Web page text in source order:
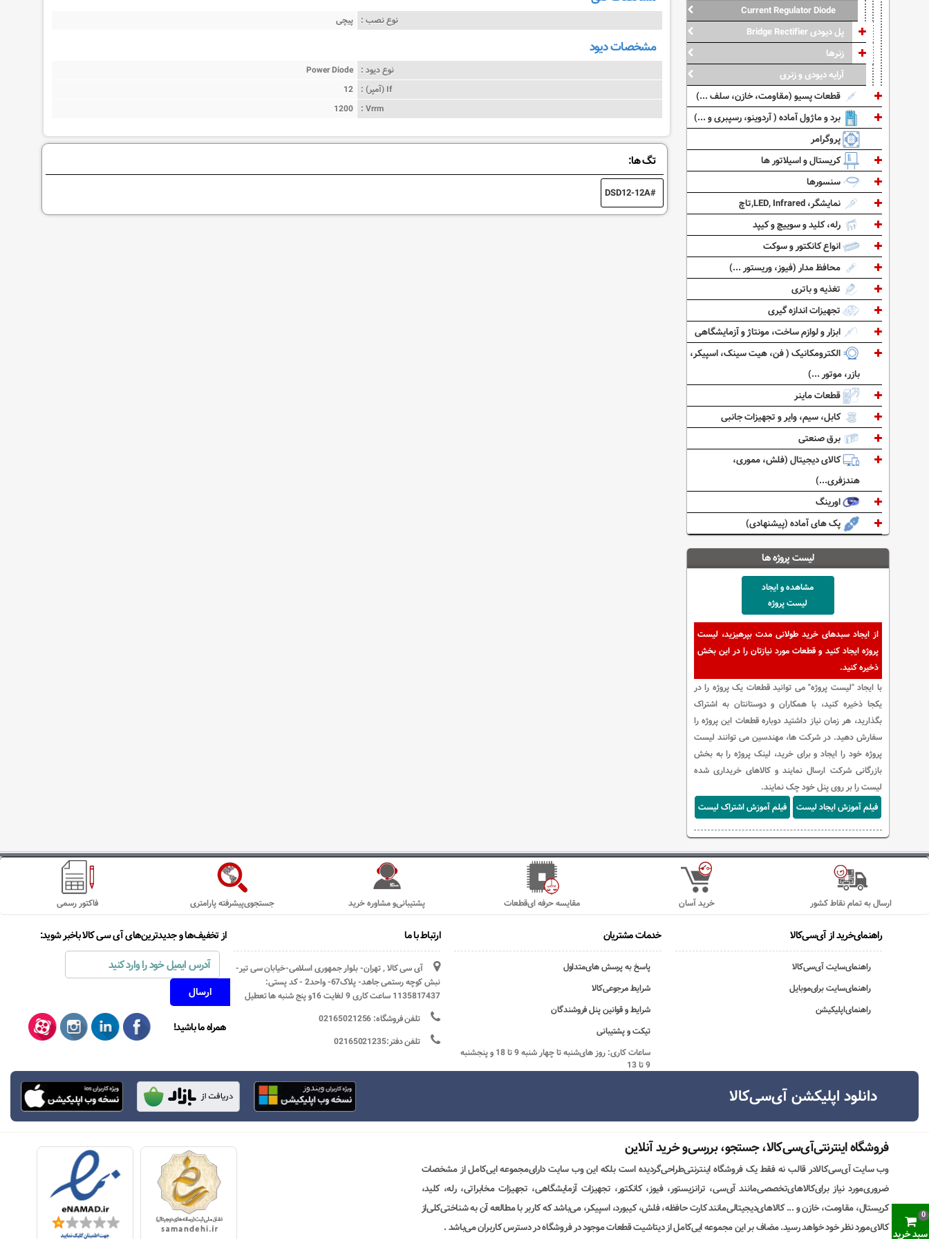
نوع نصب : پیچی
مشخصات دیود
نوع دیود :
Power Diode
If (آمپر) :
12
Vrrm :
1200
تگ ها:
DSD12-12A
Current Regulator Diode
پل دیودی Bridge Rectifier
زنرها
آرایه دیودی و زنری
قطعات پسیو (مقاومت، خازن، سلف ...)
برد و ماژول آماده ( آردوینو، رسپبری و ...)
پروگرامر
کریستال و اسیلاتور ها
سنسورها
نمایشگر، LED, Infrared,تاچ
رله، کلید و سوییچ و کیپد
انواع کانکتور و سوکت
محافظ مدار (فیوز، وریستور ...)
تغذیه و باتری
تجهیزات اندازه گیری
ابزار و لوازم ساخت، مونتاژ و آزمایشگاهی
الکترومکانیک ( فن، هیت سینک، اسپیکر،
بازر، موتور ...)
قطعات ماینر
کابل، سیم، وایر و تجهیزات جانبی
برق صنعتی
کالای دیجیتال (فلش، مموری،
هندزفری...)
اورینگ
پک های آماده (پیشنهادی)
لیست پروژه ها
مشاهده و ایجاد
لیست پروژه
از ایجاد سبدهای خرید طولانی مدت بپرهیزید، لیست
پروژه ایجاد کنید و قطعات مورد نیازتان را در این بخش
ذخیره کنید.
با ایجاد "لیست پروژه" می توانید قطعات یک پروژه را در
یکجا ذخیره کنید، با همکاران و دوستانتان به اشتراک
بگذارید، هر زمان نیاز داشتید دوباره قطعات این پروژه را
سفارش دهید. در شرکت ها، مهندسین می توانند لیست
پروژه خود را ایجاد و برای خرید، لینک پروژه را به بخش
بازرگانی شرکت ارسال نمایند و کالاهای خریداری شده
لیست را بر روی پنل خود چک نمایند.
فیلم آموزش ایجاد لیست
فیلم آموزش اشتراک لیست
فاکتور رسمی جستجوی‌پیشرفته پارامتری پشتیبانی‌و مشاوره خرید مقایسه حرفه ای‌قطعات خرید آسان ارسال به تمام نقاط کشور
راهنمای‌خرید از آی‌سی‌کالا
راهنمای‌سایت آی‌سی‌کالا
راهنمای‌سایت برای‌موبایل
راهنمای‌اپلیکیشن
خدمات مشتریان
پاسخ به پرسش های‌متداول
شرایط مرجوعی‌کالا
شرایط و قوانین پنل فروشندگان
تیکت و پشتیبانی
ساعات کاری: روز های‌شنبه تا چهار شنبه 9 تا 18 و پنجشنبه
9 تا 13
ارتباط با ما
آی سی کالا , تهران- بلوار جمهوری اسلامی-خیابان سی تیر-
نبش کوچه رستمی جاهد- پلاک67- واحد2 - کد پستی:
1135817437 ساعت کاری 9 لغایت 16و پنج شنبه ها تعطیل
تلفن فروشگاه: 02165021256
تلفن دفتر:02165021235
از تخفیف‌ها و جدیدترین‌های آی سی کالا باخبر شوید:
همراه ما باشید!
دانلود اپلیکشن آی‌سی‌کالا
فروشگاه اینترنتی‌آی‌سی‌کالا، جستجو، بررسی‌و خرید آنلاین
وب سایت آی‌سی‌کالادر قالب نه فقط یک فروشگاه اینترنتی‌طراحی‌گردیده است بلکه این وب سایت دارای‌مجموعه ایی‌کامل از مشخصات
ضروری‌مورد نیاز برای‌کالاهای‌تخصصی‌مانند آی‌سی، ترانزیستور، فیوز، کانکتور، تجهیزات آزمایشگاهی، تجهیزات مخابراتی، رله، کلید،
کریستال، مقاومت، خازن و ... کالاهای‌دیجیتالی‌مانند کارت حافظه، فلش، کیبورد، اسپیکر، می‌باشد که کاربر با مطالعه آن به شناختی‌کلی‌از
کالای‌مورد نظر خود خواهد رسید. مضاف بر این مجموعه ایی‌کامل از دیتاشیت قطعات موجود در فروشگاه در دسترس کاربران می‌باشد . سبد خرید
0